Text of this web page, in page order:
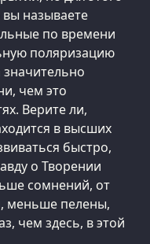
вы называете
по времени
поляризацию
значительно
чем это
Верите ли,
в высших
быстро,
о Творении
сомнений, от
меньше пелены,
чем здесь, в этой